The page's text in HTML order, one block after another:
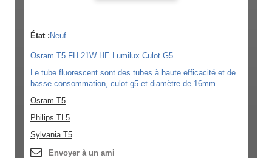
État : Neuf
Osram T5 FH 21W HE Lumilux Culot G5
Le tube fluorescent sont des tubes à haute efficacité et de
basse consommation, culot g5 et diamètre de 16mm.
Osram T5
Philips TL5
Sylvania T5
Envoyer à un ami